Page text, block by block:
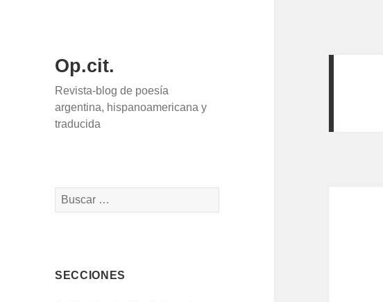
Op.cit.
Revista-blog de poesía
argentina, hispanoamericana y
traducida
Buscar:
SECCIONES